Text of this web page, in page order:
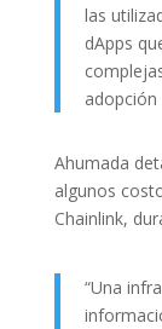
las
dApps
adopción
Ahumada
algunos
Chainlink,
“Una